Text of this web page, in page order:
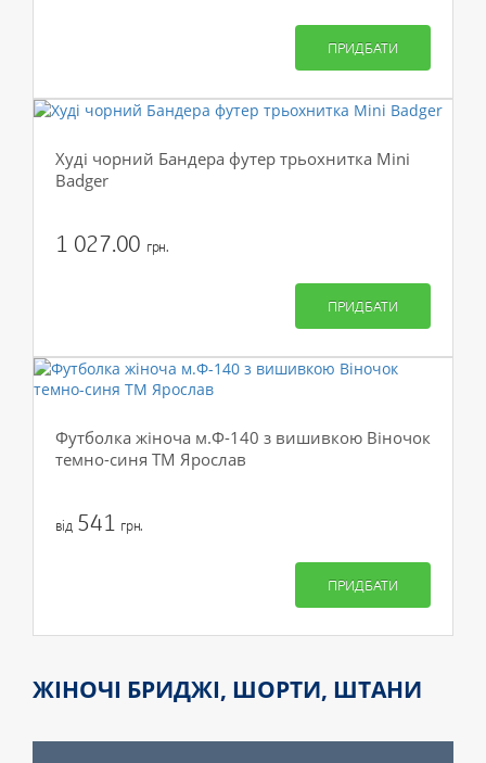
ПРИДБАТИ
Худі чорний Бандера футер трьохнитка Mini
Badger
1 027.00 грн.
ПРИДБАТИ
Футболка жіноча м.Ф-140 з вишивкою Віночок
темно-синя ТМ Ярослав
від 541 грн.
ПРИДБАТИ
ЖІНОЧІ БРИДЖІ, ШОРТИ, ШТАНИ